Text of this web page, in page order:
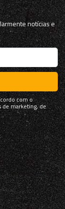
notícias e
com o
de marketing, de